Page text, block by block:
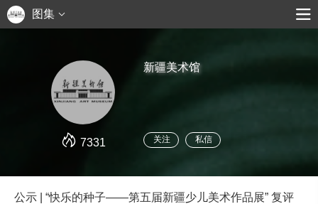
图集
7331
新疆美术馆
关注 私信
公示 | “快乐的种子——第五届新疆少儿美术作品展” 复评